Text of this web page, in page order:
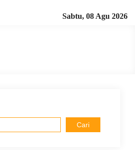
Sabtu, 08 Agu 2026
Cari